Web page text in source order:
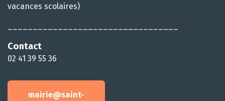
vacances scolaires)
Contact
02 41 39 55 36
mairie@saint-